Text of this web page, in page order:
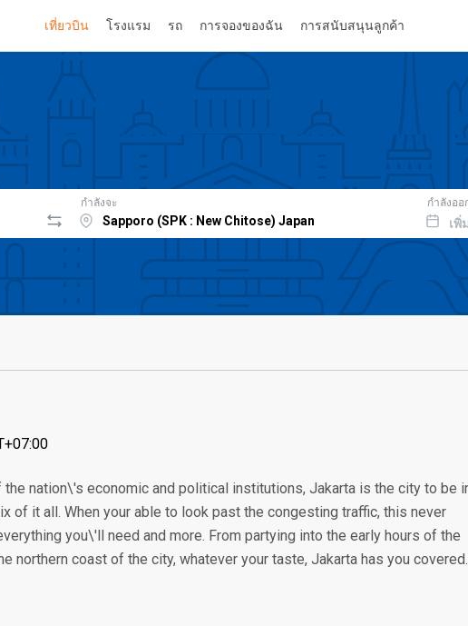
เที่ยวบิน โรงแรม รถ การจองของฉัน การสนับสนุนลูกค้า
กำลังจะ กำลังออ
เพิ่
the nation\'s economic and political institutions, Jakarta is the city to be
of it all. When your able to look past the congesting traffic, this never
you\'ll need and more. From partying into the early hours of the
northern coast of the city, whatever your taste, Jakarta has you covered.